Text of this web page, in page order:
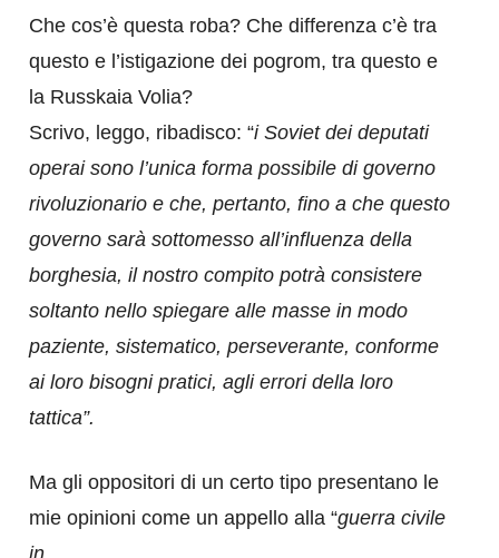
Che cos’è questa roba? Che differenza c’è tra
questo e l’istigazione dei pogrom, tra questo e
la Russkaia Volia?
Scrivo, leggo, ribadisco: “i Soviet dei deputati
operai sono l’unica forma possibile di governo
rivoluzionario e che, pertanto, fino a che questo
governo sarà sottomesso all’influenza della
borghesia, il nostro compito potrà consistere
soltanto nello spiegare alle masse in modo
paziente, sistematico, perseverante, conforme
ai loro bisogni pratici, agli errori della loro
tattica”.
Ma gli oppositori di un certo tipo presentano le
mie opinioni come un appello alla “guerra civile